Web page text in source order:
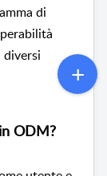
di
ODM?